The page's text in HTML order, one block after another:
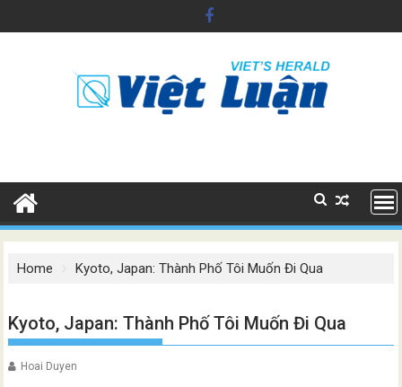
to
Home Kyoto, Japan: Thành Phố Tôi Muốn Đi Qua
Kyoto, Japan: Thành Phố Tôi Muốn Đi Qua
Hoai Duyen